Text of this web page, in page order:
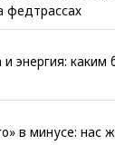
федтрассах
энергия: каким
в минусе: нас